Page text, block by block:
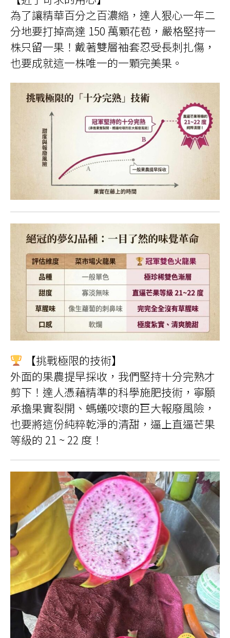
為了讓精華百分之百濃縮，達人狠心一年二
分地要打掉高達 150 萬顆花苞，嚴格堅持一
株只留一果！戴著雙層袖套忍受長刺扎傷，
也要成就這一株唯一的一顆完美果。
【挑戰極限的技術】
外面的果農提早採收，我們堅持十分完熟才
剪下！達人憑藉精準的科學施肥技術，寧願
承擔果實裂開、螞蟻咬壞的巨大報廢風險，
也要將這份純粹乾淨的清甜，逼上直逼芒果
等級的 21 ~ 22 度！